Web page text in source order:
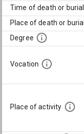
Time of death or burial
Place of death or burial
Degree
Vocation
Place of activity